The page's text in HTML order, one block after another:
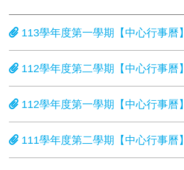
113學年度第一學期【中心行事曆】
112學年度第二學期【中心行事曆】
112學年度第一學期【中心行事曆】
111學年度第二學期【中心行事曆】